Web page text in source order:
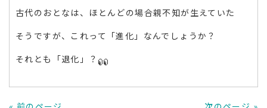
古代のおとなは、ほとんどの場合親不知が生えていた
そうですが、これって「進化」なんでしょうか？
それとも「退化」？